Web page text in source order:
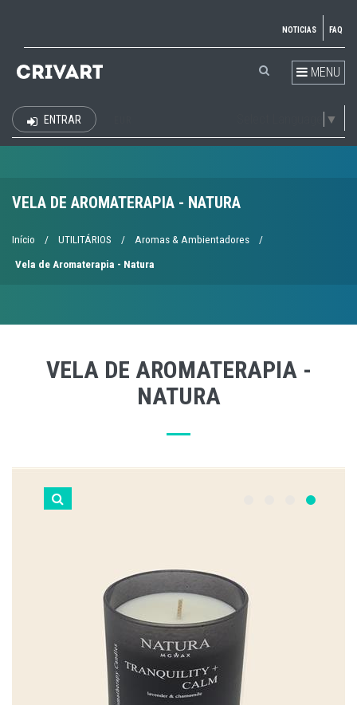
NOTICIAS FAQ
MENU
▼
ENTRAR
VELA DE AROMATERAPIA - NATURA
Início / UTILITÁRIOS / Aromas & Ambientadores /
Vela de Aromaterapia - Natura
VELA DE AROMATERAPIA -
NATURA